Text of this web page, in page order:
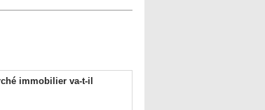
immobilier va-t-il